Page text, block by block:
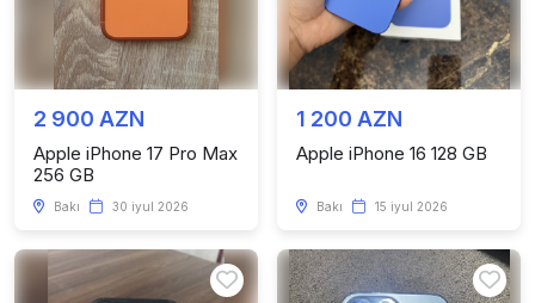
2 900 AZN
Apple iPhone 17 Pro Max
256 GB
Bakı 30 iyul 2026
1 200 AZN
Apple iPhone 16 128 GB
Bakı 15 iyul 2026